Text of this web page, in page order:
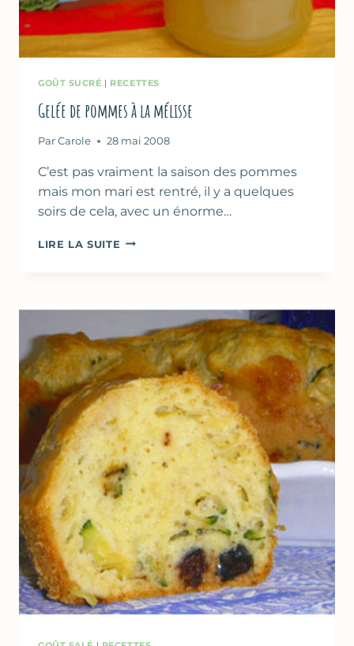
GOÛT SUCRÉ | RECETTES
Gelée de pommes à la mélisse
Par Carole 28 mai 2008
C’est pas vraiment la saison des pommes
mais mon mari est rentré, il y a quelques
soirs de cela, avec un énorme…
LIRE LA SUITE GELÉE